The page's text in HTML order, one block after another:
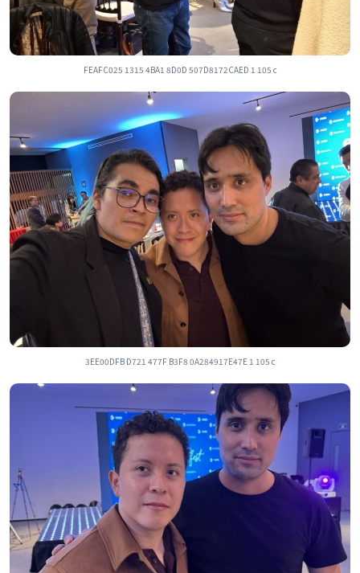
FEAFC025 1315 4BA1 8D0D 507D8172CAED 1 105 c
3EE00DFB D721 477F B3F8 0A284917E47E 1 105 c